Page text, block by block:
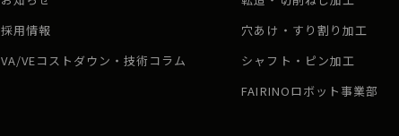
採用情報
VA/VEコストダウン・技術コラム
穴あけ・すり割り加工
シャフト・ピン加工
FAIRINOロボット事業部